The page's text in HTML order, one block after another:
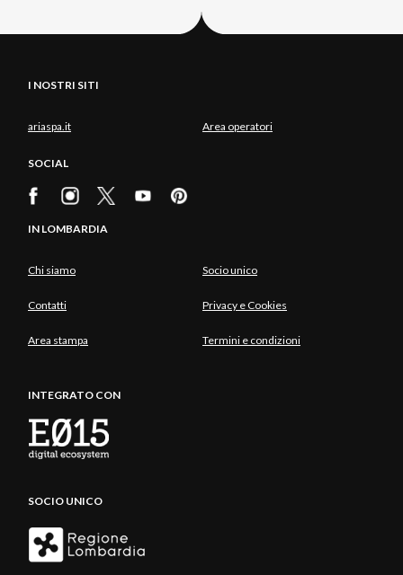
I NOSTRI SITI
ariaspa.it Area operatori
SOCIAL
IN LOMBARDIA
Chi siamo Socio unico
Contatti Privacy e Cookies
Area stampa Termini e condizioni
INTEGRATO CON
SOCIO UNICO